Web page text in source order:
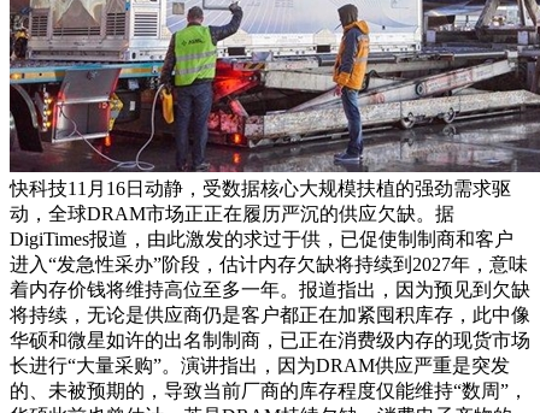
快科技11月16日动静，受数据核心大规模扶植的强劲需求驱
动，全球DRAM市场正正在履历严沉的供应欠缺。据
DigiTimes报道，由此激发的求过于供，已促使制制商和客户
进入“发急性采办”阶段，估计内存欠缺将持续到2027年，意味
着内存价钱将维持高位至多一年。报道指出，因为预见到欠缺
将持续，无论是供应商仍是客户都正在加紧囤积库存，此中像
华硕和微星如许的出名制制商，已正在消费级内存的现货市场
长进行“大量采购”。演讲指出，因为DRAM供应严重是突发
的、未被预期的，导致当前厂商的库存程度仅能维持“数周”，